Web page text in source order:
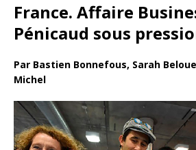
France. Affaire
Pénicaud sous
Par Bastien Bonnefous, Sarah
Michel